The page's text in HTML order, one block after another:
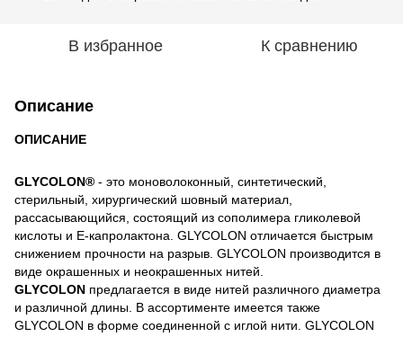
В избранное К сравнению
Описание
ОПИСАНИЕ
GLYCOLON® - это моноволоконный, синтетический,
стерильный, хирургический шовный материал,
рассасывающийся, состоящий из сополимера гликолевой
кислоты и E-капролактона. GLYCOLON отличается быстрым
снижением прочности на разрыв. GLYCOLON производится в
виде окрашенных и неокрашенных нитей.
GLYCOLON предлагается в виде нитей различного диаметра
и различной длины. В ассортименте имеется также
GLYCOLON в форме соединенной с иглой нити. GLYCOLON